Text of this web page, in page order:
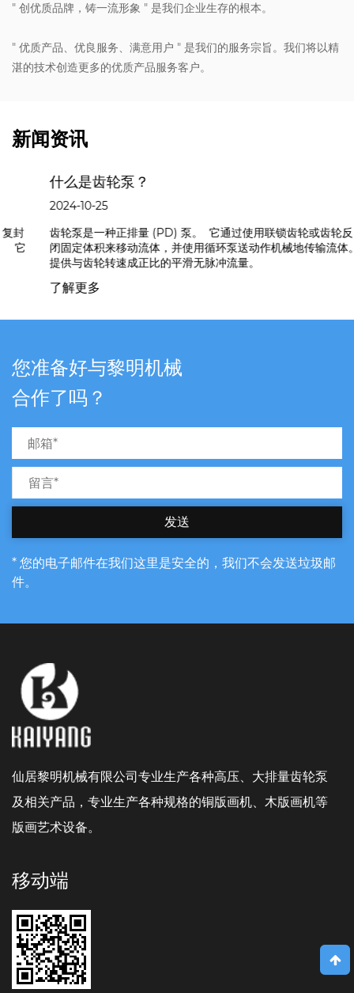
" 创优质品牌，铸一流形象 " 是我们企业生存的根本。
" 优质产品、优良服务、满意用户 " 是我们的服务宗旨。我们将以精
湛的技术创造更多的优质产品服务客户。
新闻资讯
什么是齿轮泵？
2024-10-25
齿轮泵是一种正排量 (PD) 泵。 它通过使用联锁齿轮或齿轮反复封
闭固定体积来移动流体，并使用循环泵送动作机械地传输流体。 它
提供与齿轮转速成正比的平滑无脉冲流量。
了解更多
您准备好与黎明机械
合作了吗？
发送
* 您的电子邮件在我们这里是安全的，我们不会发送垃圾邮
件。
仙居黎明机械有限公司专业生产各种高压、大排量齿轮泵
及相关产品，专业生产各种规格的铜版画机、木版画机等
版画艺术设备。
移动端